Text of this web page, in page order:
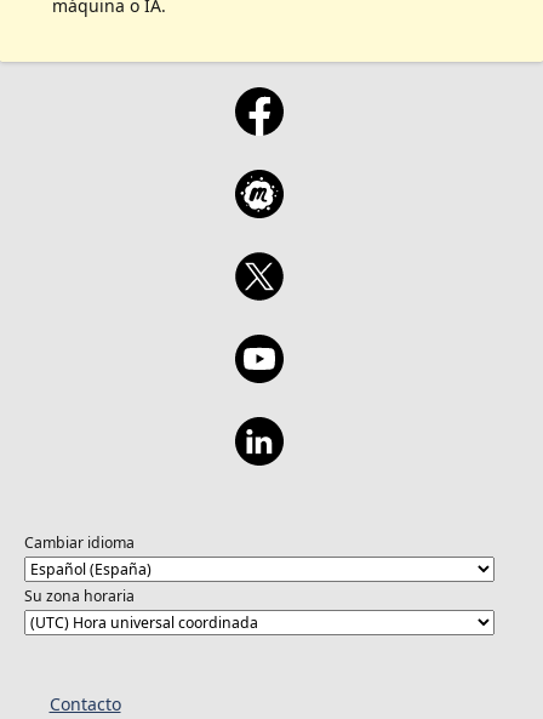
máquina o IA.
Cambiar idioma
Su zona horaria
Contacto